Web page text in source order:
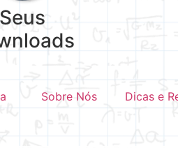
Seus
Sobre Nós Dicas e